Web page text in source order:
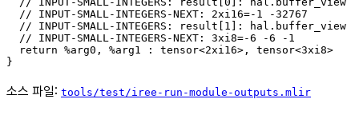
  // INPUT-SMALL-INTEGERS-NEXT: 2xi16=-1 -32767
  // INPUT-SMALL-INTEGERS: result[1]: hal.buffer_view
  // INPUT-SMALL-INTEGERS-NEXT: 3xi8=-6 -6 -1
  return %arg0, %arg1 : tensor<2xi16>, tensor<3xi8>
소스 파일: tools/test/iree-run-module-outputs.mlir